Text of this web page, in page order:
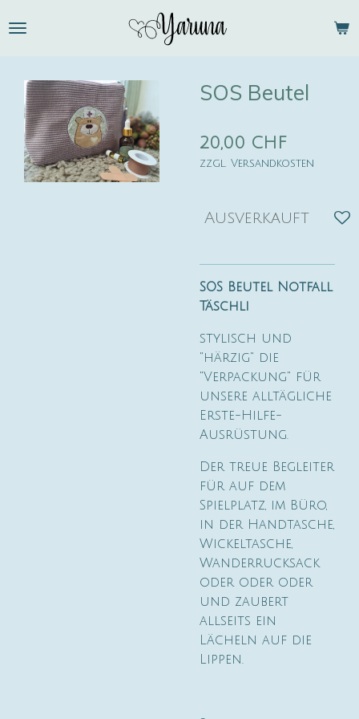
Hauptinhalt
SOS Beutel
20,00 CHF
zzgl. Versandkosten
Ausverkauft
SOS Beutel Notfall
Täschli
stylisch und
"härzig" die
"Verpackung" für
unsere alltägliche
Erste-Hilfe-
Ausrüstung.
Der treue Begleiter
für auf dem
Spielplatz, im Büro,
in der Handtasche,
Wickeltasche,
Wanderrucksack
oder oder oder
und zaubert
allseits ein
Lächeln auf die
Lippen.